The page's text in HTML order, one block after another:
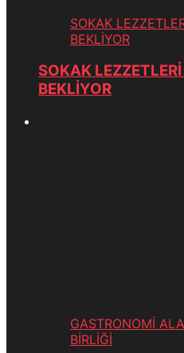
SOKAK
BEKLİYOR
SOKAK
BEKLİYOR
GASTRONOMİ
BİRLİĞİ